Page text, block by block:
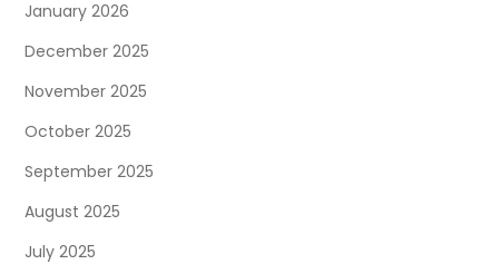
January 2026
December 2025
November 2025
October 2025
September 2025
August 2025
July 2025